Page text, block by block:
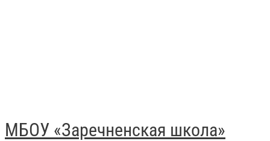
МБОУ «Заречненская школа»